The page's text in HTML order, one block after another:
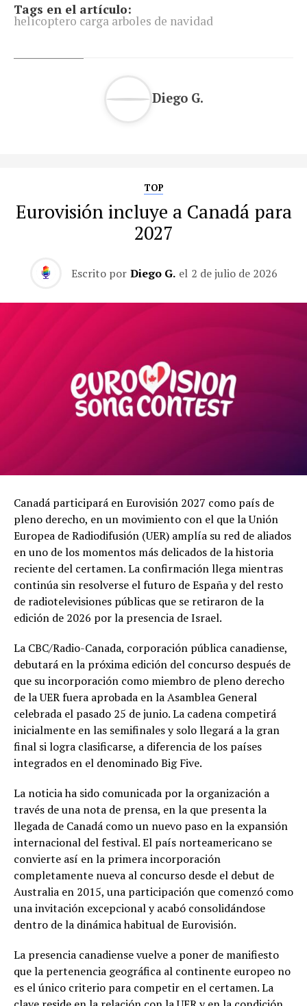
Tags en el artículo:
helicoptero carga arboles de navidad
Diego G.
TOP
Eurovisión incluye a Canadá para
2027
Escrito por Diego G. el 2 de julio de 2026
Canadá participará en Eurovisión 2027 como país de
pleno derecho, en un movimiento con el que la Unión
Europea de Radiodifusión (UER) amplía su red de aliados
en uno de los momentos más delicados de la historia
reciente del certamen. La confirmación llega mientras
continúa sin resolverse el futuro de España y del resto
de radiotelevisiones públicas que se retiraron de la
edición de 2026 por la presencia de Israel.
La CBC/Radio-Canada, corporación pública canadiense,
debutará en la próxima edición del concurso después de
que su incorporación como miembro de pleno derecho
de la UER fuera aprobada en la Asamblea General
celebrada el pasado 25 de junio. La cadena competirá
inicialmente en las semifinales y solo llegará a la gran
final si logra clasificarse, a diferencia de los países
integrados en el denominado Big Five.
La noticia ha sido comunicada por la organización a
través de una nota de prensa, en la que presenta la
llegada de Canadá como un nuevo paso en la expansión
internacional del festival. El país norteamericano se
convierte así en la primera incorporación
completamente nueva al concurso desde el debut de
Australia en 2015, una participación que comenzó como
una invitación excepcional y acabó consolidándose
dentro de la dinámica habitual de Eurovisión.
La presencia canadiense vuelve a poner de manifiesto
que la pertenencia geográfica al continente europeo no
es el único criterio para competir en el certamen. La